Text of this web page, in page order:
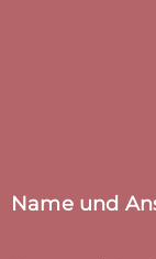
Name und